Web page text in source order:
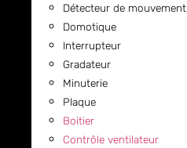
Détecteur de mouvement
Domotique
Interrupteur
Gradateur
Minuterie
Plaque
Boitier
Contrôle ventilateur